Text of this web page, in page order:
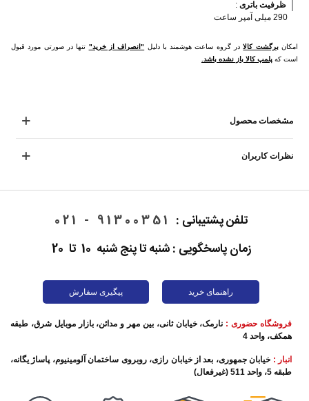
ظرفیت باتری :
290 میلی آمپر ساعت
امکانبرگشت کالادر گروه ساعت هوشمند با دلیل "انصراف از خرید" تنها در صورتی مورد قبول
است که پلمپ کالا باز نشده باشد.
مشخصات محصول
نظرات کاربران
تلفن پشتیبانی : 91300351 - 021
زمان پاسخگویی : شنبه تا پنج شنبه 10 تا 20
راهنمای خرید پیگیری سفارش
فروشگاه حضوری : نارمک، خیابان ثانی، بین مهر و مدائن، بازار موبایل شرق، طبقه
همکف، واحد 4
انبار : خیابان جمهوری، بعد از خیابان رازی، روبروی ساختمان آلومینیوم، پاساژ یگانه،
طبقه 5، واحد 511 (غیرفعال)